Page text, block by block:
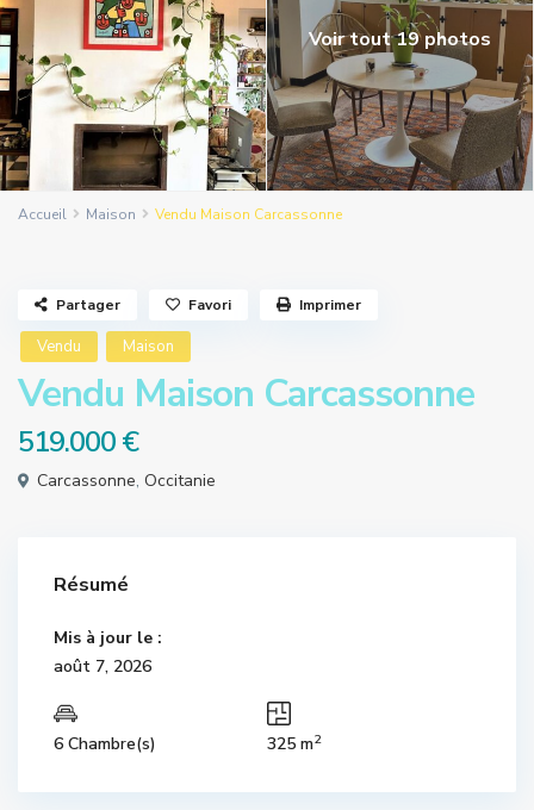
Voir tout 19 photos
Accueil Maison Vendu Maison Carcassonne
Vendu Maison
Vendu Maison Carcassonne
519.000 €
Carcassonne, Occitanie
Partager Favori Imprimer
Résumé
Mis à jour le :
août 7, 2026
6 Chambre(s) 325 m2